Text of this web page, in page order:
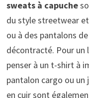
sweats à capuche
du style streetwear
ou à des pantalons
décontracté. Pour un
penser à un t-shirt à
pantalon cargo ou un
en cuir sont